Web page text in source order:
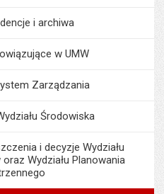
i archiwa
w UMW
Zarządzania
Środowiska
i decyzje Wydziału
Wydziału Planowania